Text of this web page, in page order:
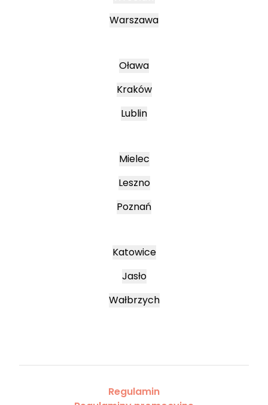
Warszawa
Oława
Kraków
Lublin
Mielec
Leszno
Poznań
Katowice
Jasło
Wałbrzych
Regulamin